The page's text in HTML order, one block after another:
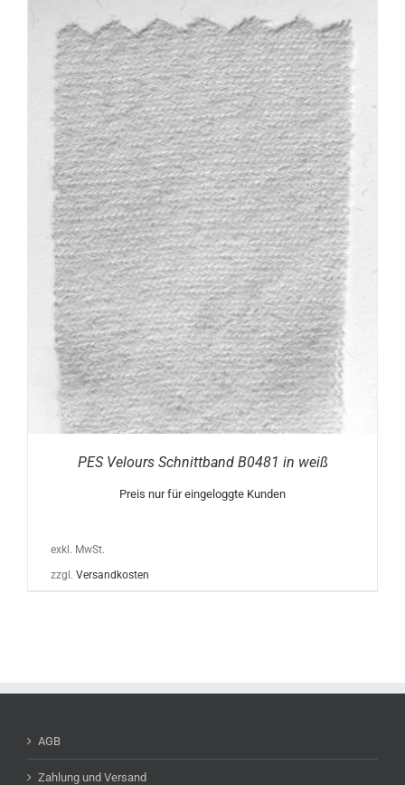
PES Velours Schnittband B0481 in weiß
Preis nur für eingeloggte Kunden
exkl. MwSt.
zzgl. Versandkosten
AGB
Zahlung und Versand